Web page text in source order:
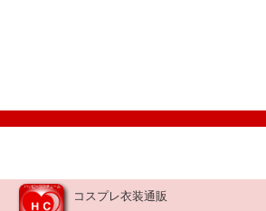
コスプレ衣装通販